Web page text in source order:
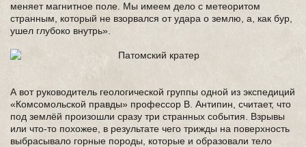
меняет магнитное поле. Мы имеем дело с метеоритом
странным, который не взорвался от удара о землю, а, как бур,
ушел глубоко внутрь».
А вот руководитель геологической группы одной из экспедиций
«Комсомольской правды» профессор В. Антипин, считает, что
под землёй произошли сразу три странных события. Взрывы
или что-то похожее, в результате чего трижды на поверхность
выбрасывало горные породы, которые и образовали тело